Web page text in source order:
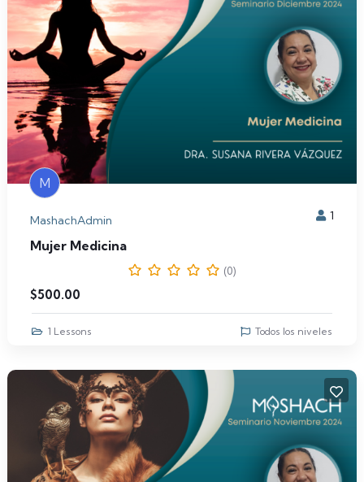
M
MashachAdmin 1
Mujer Medicina
(0)
$500.00
1 Lessons Todos los niveles